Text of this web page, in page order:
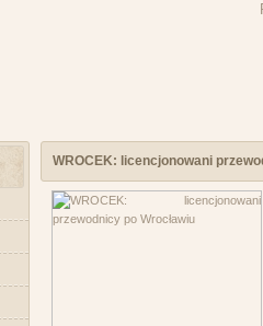
WROCEK: licencjonowani